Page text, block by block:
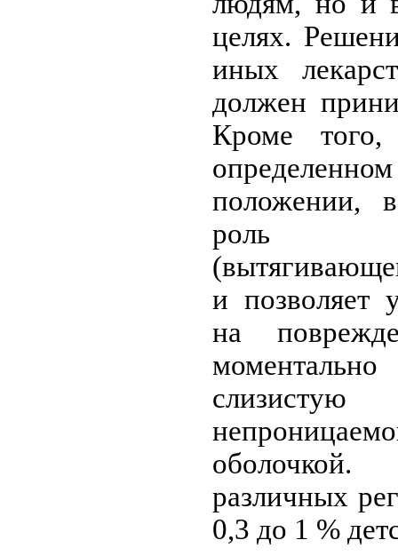
целях.
иных
должен
Кроме
положении,
роль
и позволяет
на
оболочкой.
различных
0,3 до 1 %